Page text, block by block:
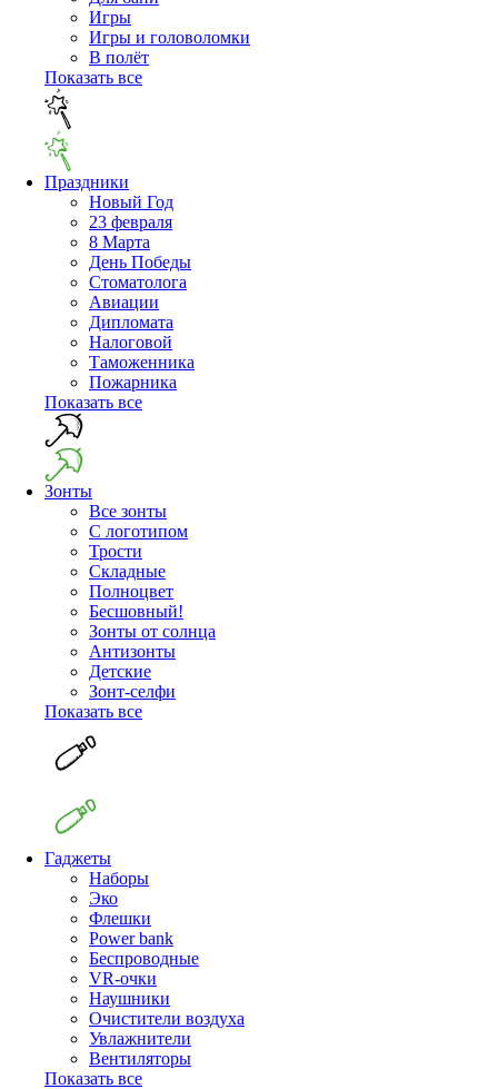
Игры
Игры и головоломки
В полёт
Показать все
Праздники
Новый Год
23 февраля
8 Марта
День Победы
Cтоматолога
Авиации
Дипломата
Налоговой
Таможенника
Пожарника
Показать все
Зонты
Все зонты
С логотипом
Трости
Складные
Полноцвет
Бесшовный!
Зонты от солнца
Антизонты
Детские
Зонт-селфи
Показать все
Гаджеты
Наборы
Эко
Флешки
Power bank
Беспроводные
VR-очки
Наушники
Очистители воздуха
Увлажнители
Вентиляторы
Показать все